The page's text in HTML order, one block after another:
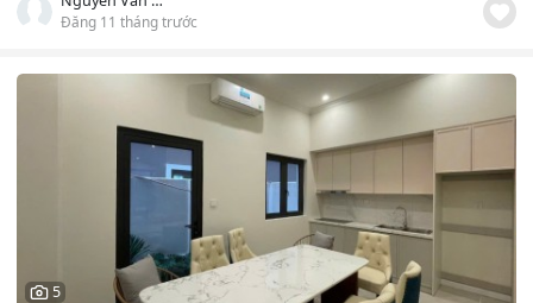
Đăng 11 tháng trước
5